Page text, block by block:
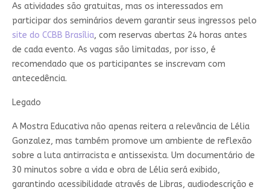
As atividades são gratuitas, mas os interessados em
participar dos seminários devem garantir seus ingressos pelo
site do CCBB Brasília, com reservas abertas 24 horas antes
de cada evento. As vagas são limitadas, por isso, é
recomendado que os participantes se inscrevam com
antecedência.
Legado
A Mostra Educativa não apenas reitera a relevância de Lélia
Gonzalez, mas também promove um ambiente de reflexão
sobre a luta antirracista e antissexista. Um documentário de
30 minutos sobre a vida e obra de Lélia será exibido,
garantindo acessibilidade através de Libras, audiodescrição e